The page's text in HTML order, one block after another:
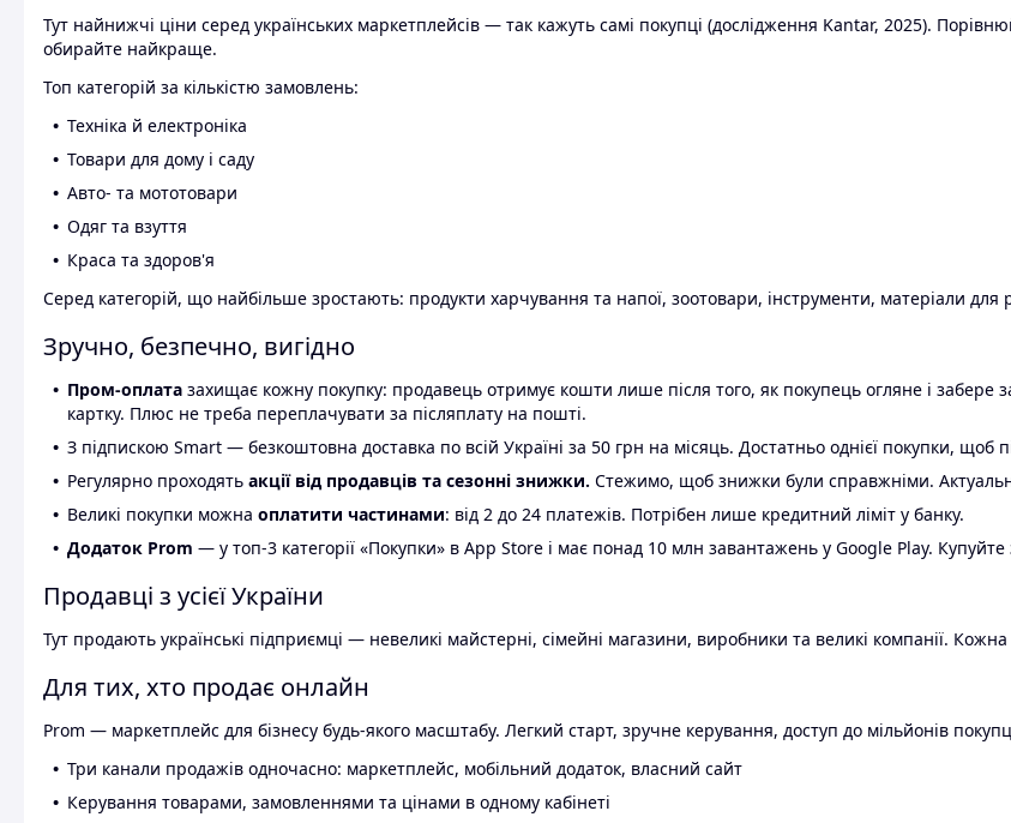
Тут найнижчі ціни серед українських маркетплейсів — так кажуть самі покупці (дослідження Kantar, 2025).
обирайте найкраще.
Топ категорій за кількістю замовлень:
Техніка й електроніка
Товари для дому і саду
Авто- та мототовари
Одяг та взуття
Краса та здоров'я
Серед категорій, що найбільше зростають: продукти харчування та напої, зоотовари, інструменти, матеріали для
Зручно, безпечно, вигідно
Пром-оплата захищає кожну покупку: продавець отримує кошти лише після того, як покупець огляне і
картку. Плюс не треба переплачувати за післяплату на пошті.
З підпискою Smart — безкоштовна доставка по всій Україні за 50 грн на місяць. Достатньо однієї покупки, щоб
Регулярно проходять акції від продавців та сезонні знижки. Стежимо, щоб знижки були справжніми.
Великі покупки можна оплатити частинами: від 2 до 24 платежів. Потрібен лише кредитний ліміт у банку.
Додаток Prom — у топ-3 категорії «Покупки» в App Store і має понад 10 млн завантажень у Google Play. Купуйте
Продавці з усієї України
Тут продають українські підприємці — невеликі майстерні, сімейні магазини, виробники та великі компанії.
Для тих, хто продає онлайн
Prom — маркетплейс для бізнесу будь-якого масштабу. Легкий старт, зручне керування, доступ до мільйонів
Три канали продажів одночасно: маркетплейс, мобільний додаток, власний сайт
Керування товарами, замовленнями та цінами в одному кабінеті